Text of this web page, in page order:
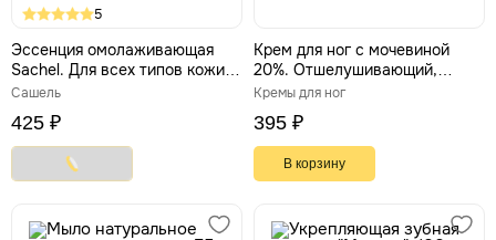
5
Эссенция омолаживающая
Sachel. Для всех типов кожи,
50 мл
Сашель
425 ₽
Крем для ног с мочевиной
20%. Отшелушивающий,
размягчающий, 75 мл
Кремы для ног
395 ₽
В корзину